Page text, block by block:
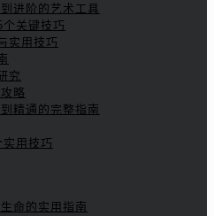
进阶的艺术工具
关键技巧
实用技巧
究
略
精通的完整指南
用技巧
命的实用指南